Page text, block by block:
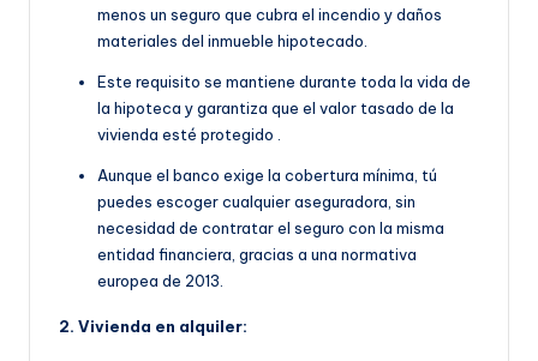
menos un seguro que cubra el incendio y daños
materiales del inmueble hipotecado.
Este requisito se mantiene durante toda la vida de
la hipoteca y garantiza que el valor tasado de la
vivienda esté protegido .
Aunque el banco exige la cobertura mínima, tú
puedes escoger cualquier aseguradora, sin
necesidad de contratar el seguro con la misma
entidad financiera, gracias a una normativa
europea de 2013.
2. Vivienda en alquiler: